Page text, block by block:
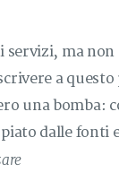
ma non
a questo
una bomba:
dalle fonti